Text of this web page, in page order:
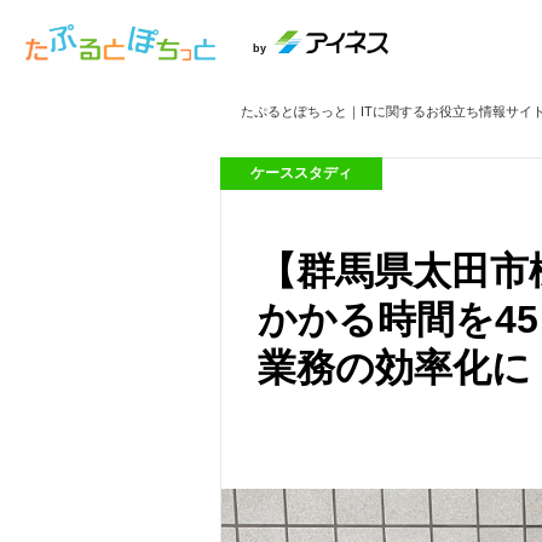
by
たぷるとぽちっと｜ITに関するお役立ち情報サイ
ケーススタディ
【群馬県太田
かかる時間を
業務の効率化